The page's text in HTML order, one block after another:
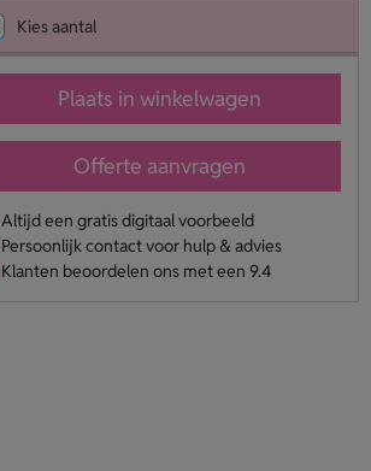
Kies aantal
Plaats in winkelwagen
Offerte aanvragen
Altijd een gratis digitaal voorbeeld
Persoonlijk contact voor hulp & advies
Klanten beoordelen ons met een 9.4